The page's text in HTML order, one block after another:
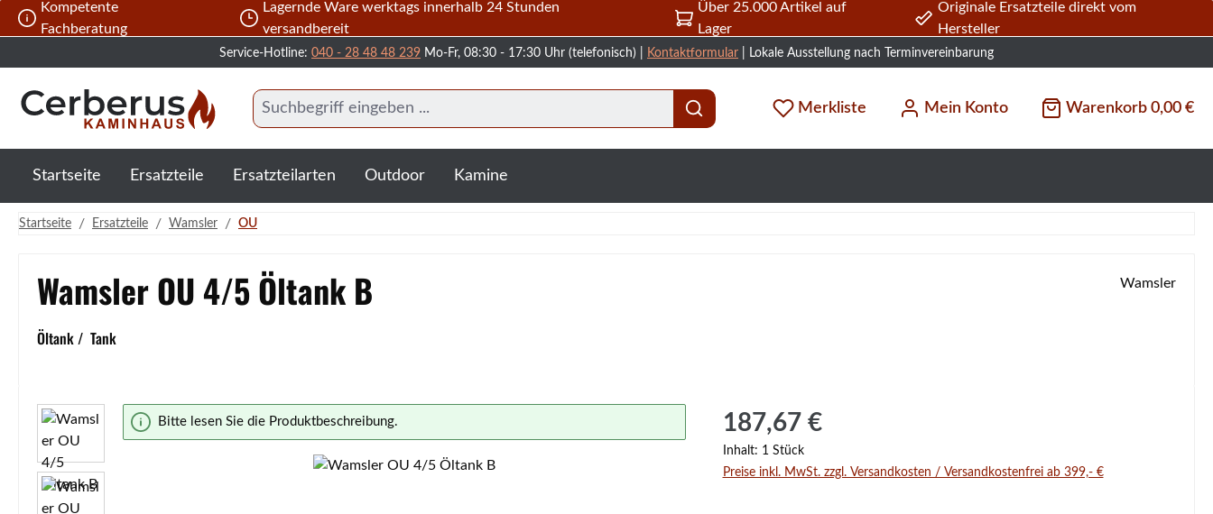
Hauptinhalt springen
Zur Suche springen
Zur Hauptnavigation springen
Kompetente
Fachberatung
Lagernde Ware werktags innerhalb 24 Stunden
versandbereit
Über 25.000 Artikel auf
Lager
Originale Ersatzteile direkt vom
Hersteller
Service-Hotline: 040 - 28 48 48 239 Mo-Fr, 08:30 - 17:30 Uhr (telefonisch) | Kontaktformular | Lokale Ausstellung nach Terminvereinbarung
Merkliste Mein Konto Warenkorb 0,00 €
Startseite Ersatzteile Ersatzteilarten Outdoor Kamine
Startseite / Ersatzteile / Wamsler / OU
Wamsler OU 4/5 Öltank B
Öltank / Tank
Wamsler
Bildergalerie überspringen
Bitte lesen Sie die Produktbeschreibung.
Regulärer Preis:
187,67 €
Inhalt: 1 Stück
Preise inkl. MwSt. zzgl. Versandkosten / Versandkostenfrei ab 399,- €